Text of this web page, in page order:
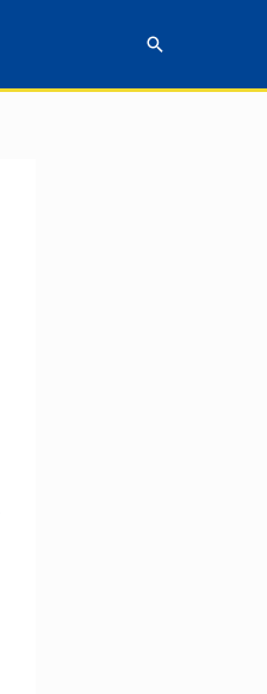
Αναζήτηση